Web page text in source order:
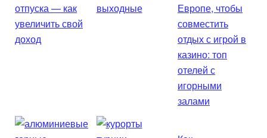
отпуска — как
увеличить свой
доход
выходные
Европе, чтобы
совместить
отдых с игрой в
казино: топ
отелей с
игорными
залами